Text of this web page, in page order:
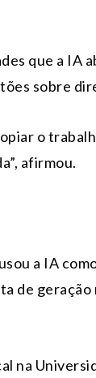
que a IA
sobre
o
afirmou.
a IA
de geração
na